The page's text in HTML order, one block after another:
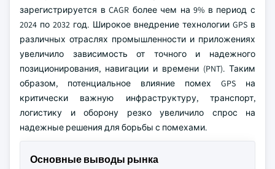
зарегистрируется в CAGR более чем на 9% в период с
2024 по 2032 год. Широкое внедрение технологии GPS в
различных отраслях промышленности и приложениях
увеличило зависимость от точного и надежного
позиционирования, навигации и времени (PNT). Таким
образом, потенциальное влияние помех GPS на
критически важную инфраструктуру, транспорт,
логистику и оборону резко увеличило спрос на
надежные решения для борьбы с помехами.
Основные выводы рынка